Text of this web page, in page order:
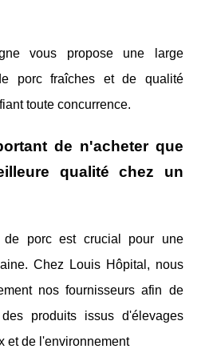
vous propose une large
porc fraîches et de qualité
toute concurrence.
de n'acheter que
qualité chez un
porc est crucial pour une
Chez Louis Hôpital, nous
nos fournisseurs afin de
produits issus d'élevages
et de l'environnement